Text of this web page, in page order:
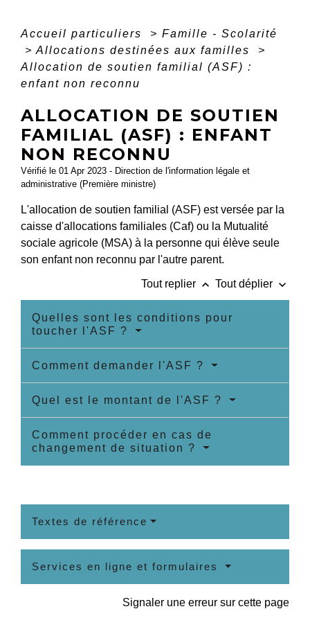
Accueil particuliers > Famille - Scolarité
> Allocations destinées aux familles
>
Allocation de soutien familial (ASF) :
enfant non reconnu
ALLOCATION DE SOUTIEN
FAMILIAL (ASF) : ENFANT
NON RECONNU
Vérifié le 01 Apr 2023 - Direction de l'information légale et
administrative (Première ministre)
L'allocation de soutien familial (ASF) est versée par la
caisse d'allocations familiales (Caf) ou la Mutualité
sociale agricole (MSA) à la personne qui élève seule
son enfant non reconnu par l'autre parent.
Tout replier keyboard_arrow_up Tout déplier keyboard_arrow_down
Quelles sont les conditions pour
toucher l'ASF ?
Comment demander l'ASF ?
Quel est le montant de l'ASF ?
Comment procéder en cas de
changement de situation ?
Textes de référence
Services en ligne et formulaires
Signaler une erreur sur cette page